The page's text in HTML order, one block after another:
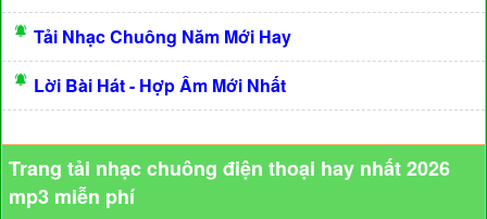
Tải Nhạc Chuông Năm Mới Hay
Lời Bài Hát - Hợp Âm Mới Nhất
Trang tải nhạc chuông điện thoại hay nhất 2026
mp3 miễn phí